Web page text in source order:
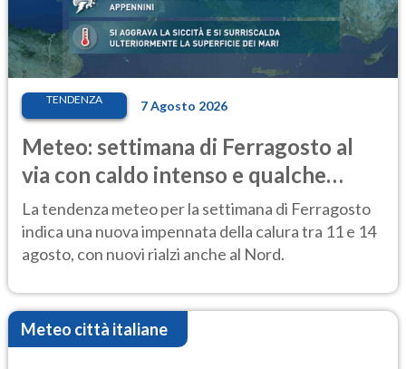
TENDENZA 7 Agosto 2026
Meteo: settimana di Ferragosto al
via con caldo intenso e qualche
temporale
La tendenza meteo per la settimana di Ferragosto
indica una nuova impennata della calura tra 11 e 14
agosto, con nuovi rialzi anche al Nord.
Meteo città italiane